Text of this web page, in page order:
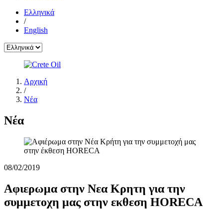
Ελληνικά
/
English
Αρχική
/
Νέα
Νέα
08/02/2019
Αφιερωμα στην Νεα Κρητη για την
συμμετοχη μας στην εκθεση HORECA